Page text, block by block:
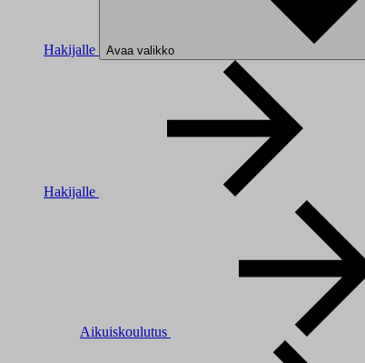
Hakijalle Avaa valikko
Hakijalle
Aikuiskoulutus